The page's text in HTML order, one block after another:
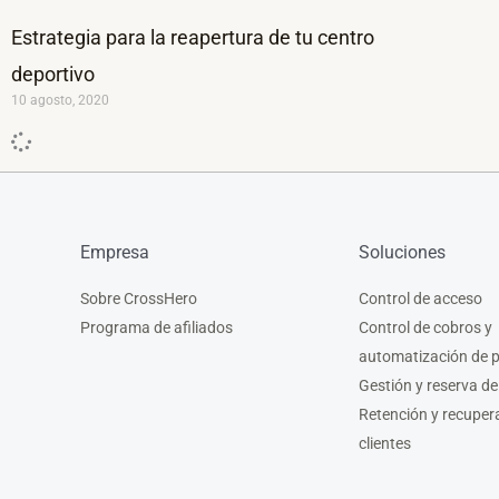
Estrategia para la reapertura de tu centro
deportivo
10 agosto, 2020
Empresa
Sobre CrossHero
Programa de afiliados
Soluciones
Control de acceso
Control de cobros y
automatización de
Gestión y reserva
Retención y
clientes